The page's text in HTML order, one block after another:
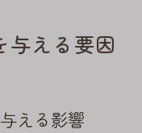
与える要因
える影響